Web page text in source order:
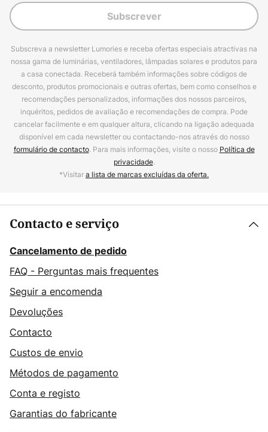
Subscrever
Subscreva a newsletter Lumories e receba ofertas especiais atractivas na
nossa gama de luminárias, ventiladores, lâmpadas solares e produtos para
a casa conectada. Receberá também informações sobre códigos de
desconto, produtos promocionais e outras ofertas, bem como conselhos e
recomendações personalizados, informações dos nossos parceiros,
inquéritos, pedidos de avaliação e recomendações de compra. Pode
cancelar facilmente e em qualquer altura, clicando na ligação adequada
disponível em cada newsletter ou contactando-nos através do nosso
formulário de contacto. Para mais informações, visite o nosso Política de
privacidade.
*Visitara lista de marcas excluídas da oferta.
Contacto e serviço
Cancelamento de pedido
FAQ - Perguntas mais frequentes
Seguir a encomenda
Devoluções
Contacto
Custos de envio
Métodos de pagamento
Conta e registo
Garantias do fabricante